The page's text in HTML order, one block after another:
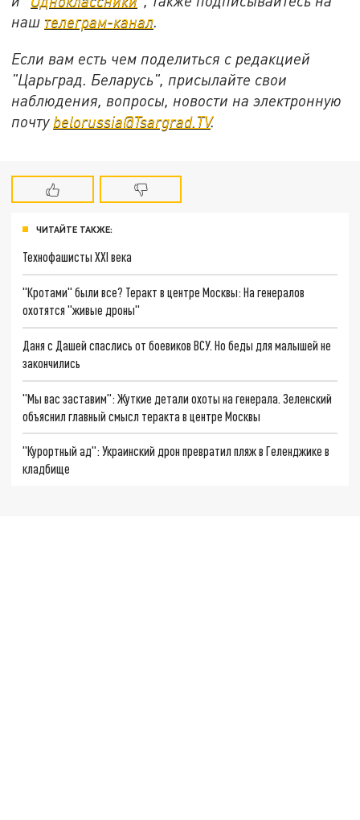
наш телеграм-канал.
Если вам есть чем поделиться с редакцией
"Царьград. Беларусь", присылайте свои
наблюдения, вопросы, новости на электронную
почту belorussia@Tsargrad.TV.
ЧИТАЙТЕ ТАКЖЕ:
Технофашисты XXI века
"Кротами" были все? Теракт в центре Москвы: На генералов
охотятся "живые дроны"
Даня с Дашей спаслись от боевиков ВСУ. Но беды для малышей не
закончились
"Мы вас заставим": Жуткие детали охоты на генерала. Зеленский
объяснил главный смысл теракта в центре Москвы
"Курортный ад": Украинский дрон превратил пляж в Геленджике в
кладбище